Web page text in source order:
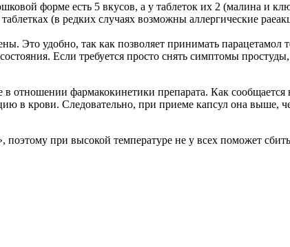
форме есть 5 вкусов, а у таблеток их 2 (малина и
(в редких случаях возможны аллергические
Это удобно, так как позволяет принимать парацетамол
Если требуется просто снять симптомы
отношении фармакокинетики препарата. Как
в крови. Следовательно, при приеме капсул она выше,
при высокой температуре не у всех поможет